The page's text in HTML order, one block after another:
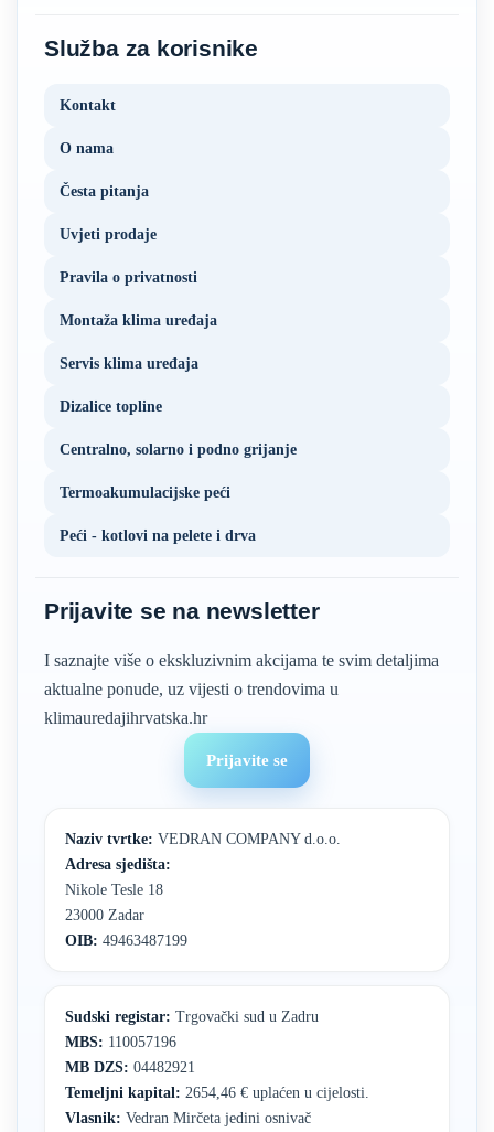
Služba za korisnike
Kontakt
O nama
Česta pitanja
Uvjeti prodaje
Pravila o privatnosti
Montaža klima uređaja
Servis klima uređaja
Dizalice topline
Centralno, solarno i podno grijanje
Termoakumulacijske peći
Peći - kotlovi na pelete i drva
Prijavite se na newsletter
I saznajte više o ekskluzivnim akcijama te svim detaljima
aktualne ponude, uz vijesti o trendovima u
klimauredajihrvatska.hr
Prijavite se
Naziv tvrtke: VEDRAN COMPANY d.o.o.
Adresa sjedišta:
Nikole Tesle 18
23000 Zadar
OIB: 49463487199
Sudski registar: Trgovački sud u Zadru
MBS: 110057196
MB DZS: 04482921
Temeljni kapital: 2654,46 € uplaćen u cijelosti.
Vlasnik: Vedran Mirčeta jedini osnivač